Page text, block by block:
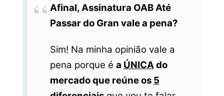
Afinal, Assinatura OAB Até
Passar do Gran vale a pena?
Sim! Na minha opinião vale a
pena porque é a ÚNICAdo
mercado que reúne os 5